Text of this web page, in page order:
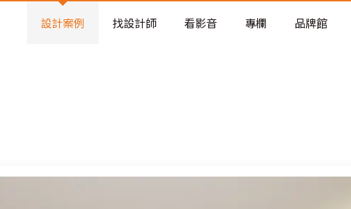
老屋預算分配與高 CP 值煥新術
設計案例 找設計師 看影音 專欄 品牌館